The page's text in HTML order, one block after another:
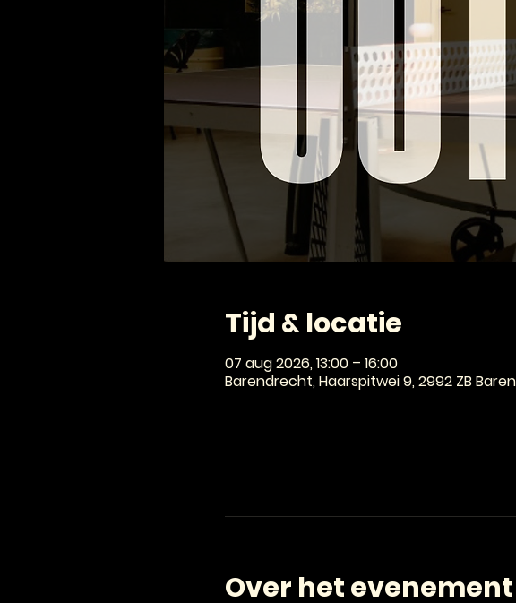
Tijd & locatie
07 aug 2026, 13:00 – 16:00
Barendrecht, Haarspitwei 9, 2992 ZB
Over het evenement